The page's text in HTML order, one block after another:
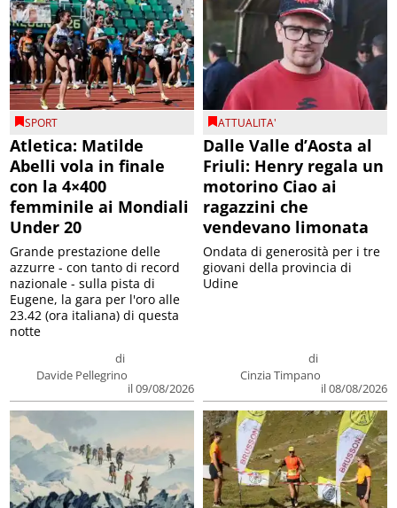
SPORT
Atletica: Matilde
Abelli vola in finale
con la 4×400
femminile ai Mondiali
Under 20
di
Davide Pellegrino
il 09/08/2026
Grande prestazione delle
azzurre - con tanto di record
nazionale - sulla pista di
Eugene, la gara per l'oro alle
23.42 (ora italiana) di questa
notte
ATTUALITA'
Dalle Valle d’Aosta al
Friuli: Henry regala un
motorino Ciao ai
ragazzini che
vendevano limonata
di
Cinzia Timpano
il 08/08/2026
Ondata di generosità per i tre
giovani della provincia di
Udine